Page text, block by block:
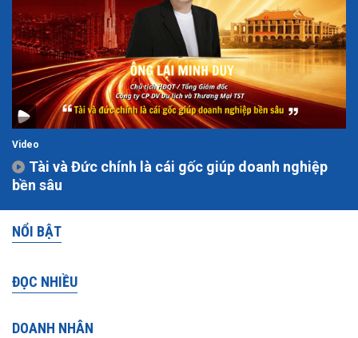
Video
Tài và Đức chính là cái gốc giúp doanh nghiệp
bền sâu
NỔI BẬT
ĐỌC NHIỀU
DOANH NHÂN